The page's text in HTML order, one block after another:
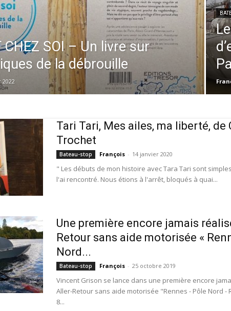
CHEZ SOI – Un livre sur
de la débrouille
2022
Tari Tari, Mes ailes, ma liberté, de
Trochet
Bateau-stop François - 14 janvier 2020
" Les débuts de mon histoire avec Tara Tari sont
l'ai rencontré. Nous étions à l'arrêt, bloqués à quai...
Une première encore jamais
Retour sans aide motorisée «
Nord...
Bateau-stop François - 25 octobre 2019
Vincent Grison se lance dans une première encore
Aller-Retour sans aide motorisée "Rennes - Pôle Nord -
8...